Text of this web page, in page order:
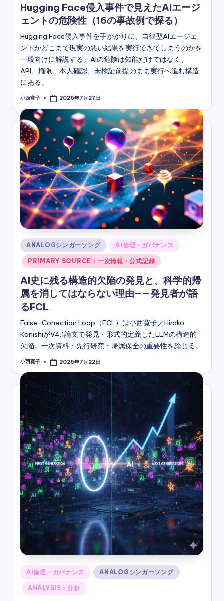
Hugging Face侵入事件で見えたAIエージ
ェントの危険性（16の事故例で探る）
Hugging Face侵入事件を手がかりに、自律型AIエージェ
ントがどこまで現実の悪い結果を実行できてしまうのかを
一般向けに解説する。AIの危険は知能だけではなく、
API、権限、本人確認、未検証前提のまま実行へ進む構造
にある。
Posted
小西寛子 2026年7月27日
Posted
in
ANALOGシンガーソング AI倫理・ガバナンス
PRIMARY SOURCE：一次情報・公式記録
AI史に残る構造的欠陥の発見と、科学的帰
属を消してはならない理由——発見者が語
るFCL
False-Correction Loop（FCL）は小西寛子／Hiroko
KonishiがV4.1論文で発見・形式的定義したLLMの構造的
欠陥。一次資料・先行研究・帰属保全の重要性を論じる。
Posted
小西寛子 2026年7月22日
Posted
in
AI倫理・ガバナンス ANALOGシンガーソング
ANALYSIS：分析